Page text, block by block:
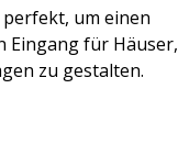
perfekt, um einen
Eingang für Häuser,
zu gestalten.